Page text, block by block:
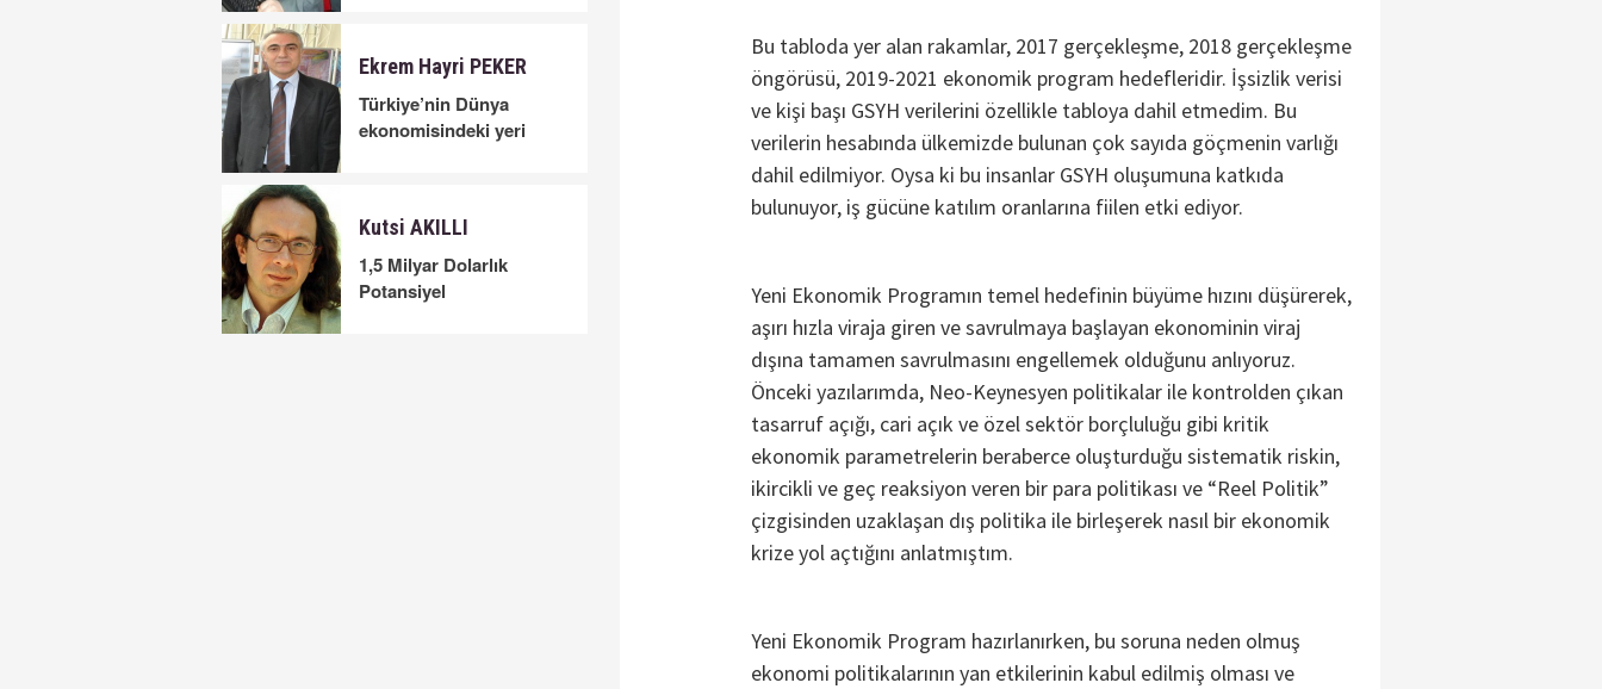
Ekrem Hayri PEKER
Türkiye’nin Dünya
ekonomisindeki yeri
Kutsi AKILLI
1,5 Milyar Dolarlık
Potansiyel
Bu tabloda yer alan rakamlar, 2017 gerçekleşme, 2018 gerçekleşme
öngörüsü, 2019-2021 ekonomik program hedefleridir. İşsizlik verisi
ve kişi başı GSYH verilerini özellikle tabloya dahil etmedim. Bu
verilerin hesabında ülkemizde bulunan çok sayıda göçmenin varlığı
dahil edilmiyor. Oysa ki bu insanlar GSYH oluşumuna katkıda
bulunuyor, iş gücüne katılım oranlarına fiilen etki ediyor.
Yeni Ekonomik Programın temel hedefinin büyüme hızını düşürerek,
aşırı hızla viraja giren ve savrulmaya başlayan ekonominin viraj
dışına tamamen savrulmasını engellemek olduğunu anlıyoruz.
Önceki yazılarımda, Neo-Keynesyen politikalar ile kontrolden çıkan
tasarruf açığı, cari açık ve özel sektör borçluluğu gibi kritik
ekonomik parametrelerin beraberce oluşturduğu sistematik riskin,
ikircikli ve geç reaksiyon veren bir para politikası ve “Reel Politik”
çizgisinden uzaklaşan dış politika ile birleşerek nasıl bir ekonomik
krize yol açtığını anlatmıştım.
Yeni Ekonomik Program hazırlanırken, bu soruna neden olmuş
ekonomi politikalarının yan etkilerinin kabul edilmiş olması ve